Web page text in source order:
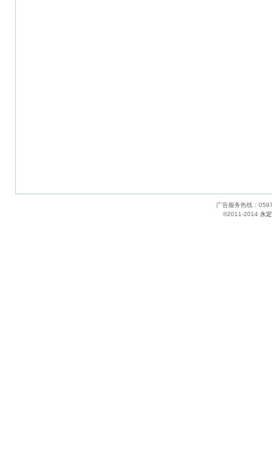
广告服务热线：
©2011-2014 永